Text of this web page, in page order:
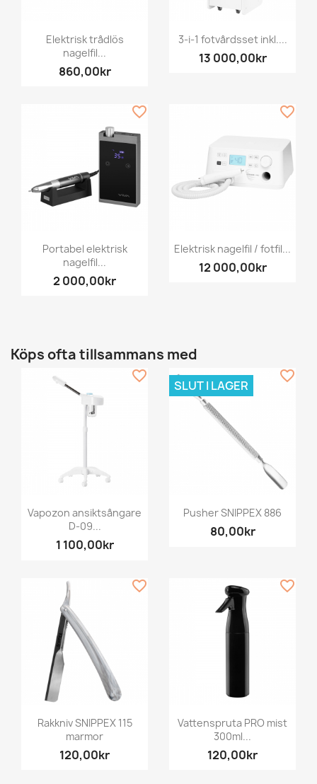
Elektrisk trådlös
nagelfil...
860,00kr
3-i-1 fotvårdsset inkl....
13 000,00kr
Portabel elektrisk
nagelfil...
2 000,00kr
favorite_border
Elektrisk nagelfil / fotfil...
12 000,00kr
favorite_border
Köps ofta tillsammans med
Vapozon ansiktsångare
D-09...
1 100,00kr
favorite_border
Pusher SNIPPEX 886
80,00kr
SLUT I LAGER
favorite_border
Rakkniv SNIPPEX 115
marmor
120,00kr
favorite_border
Vattenspruta PRO mist
300ml...
120,00kr
favorite_border